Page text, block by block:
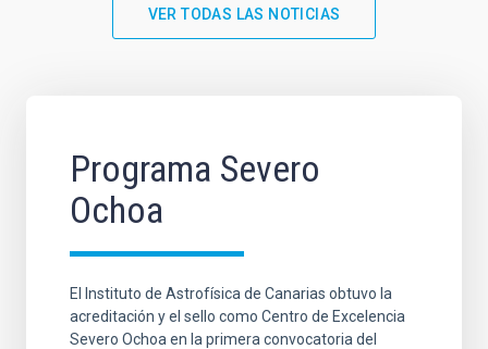
VER TODAS LAS NOTICIAS
Programa Severo
Ochoa
El Instituto de Astrofísica de Canarias obtuvo la
acreditación y el sello como Centro de Excelencia
Severo Ochoa en la primera convocatoria del